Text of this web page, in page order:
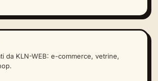
da KLN-WEB: e-commerce, vetrine,